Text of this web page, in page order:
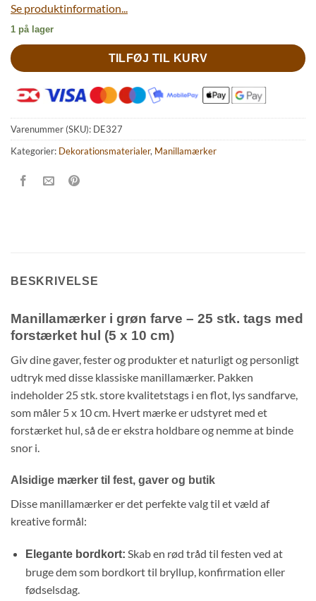
Se produktinformation...
1 på lager
TILFØJ TIL KURV
Varenummer (SKU): DE327
Kategorier: Dekorationsmaterialer, Manillamærker
BESKRIVELSE
Manillamærker i grøn farve – 25 stk. tags med
forstærket hul (5 x 10 cm)
Giv dine gaver,fester og produkter et naturligt og personligt
udtryk med disse klassiske manillamærker. Pakken
indeholder 25 stk.store kvalitetstags i en flot, lys sandfarve,
som måler 5 x 10 cm. Hvert mærke er udstyret med et
forstærket hul,så de er ekstra holdbare og nemme at binde
snor i.
Alsidige mærker til fest, gaver og butik
Disse manillamærker er det perfekte valg til et væld af
kreative formål:
Elegante bordkort: Skab en rød tråd til festen ved at
bruge dem som bordkort til bryllup, konfirmation eller
fødselsdag.